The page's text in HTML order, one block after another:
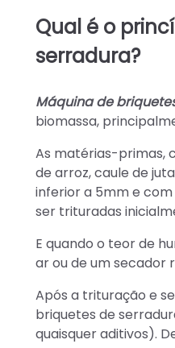
Qual é o
serradura?
Máquina de
biomassa,
As matérias-primas,
de arroz, caule de
inferior a 5mm e
ser trituradas
E quando o teor de
ar ou de um secador
Após a trituração e
briquetes de
quaisquer aditivos).